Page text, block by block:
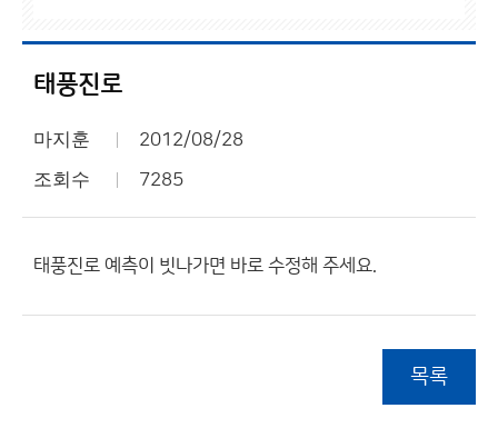
태풍진로
마지훈 2012/08/28
조회수 7285
태풍진로 예측이 빗나가면 바로 수정해 주세요.
목록